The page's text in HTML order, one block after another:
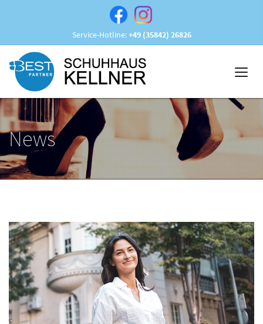
Service-Hotline:+49 (35842) 26826
News